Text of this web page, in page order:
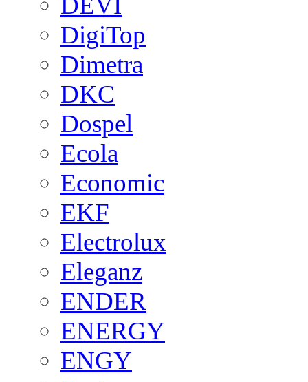
DigiTop
Dimetra
DKC
Dospel
Ecola
Economic
EKF
Electrolux
Eleganz
ENDER
ENERGY
ENGY